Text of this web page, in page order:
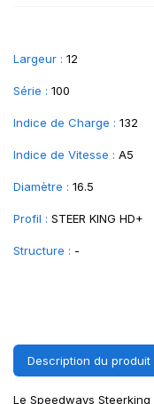
Largeur : 12
Série : 100
Indice de Charge : 132
Indice de Vitesse : A5
Diamètre : 16.5
Profil : STEER KING HD+
Structure : -
Description du produit
Le Speedways